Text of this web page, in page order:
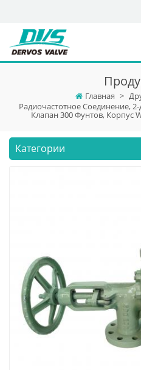
Главная >
Радиочастотное
Клапан 300 Фунтов, Корпус
Категории